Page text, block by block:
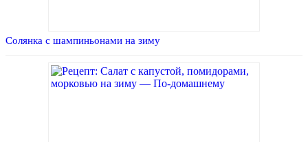
Солянка с шампиньонами на зиму